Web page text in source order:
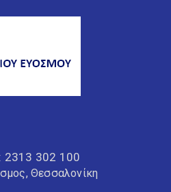
2313 302 100
Θεσσαλονίκη